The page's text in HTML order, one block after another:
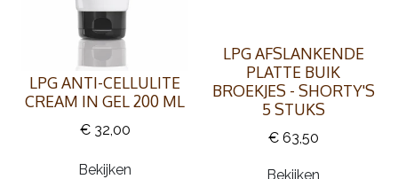
LPG ANTI-CELLULITE
CREAM IN GEL 200 ML
€ 32,00
Bekijken
LPG AFSLANKENDE
PLATTE BUIK
BROEKJES - SHORTY'S
5 STUKS
€ 63,50
Bekijken